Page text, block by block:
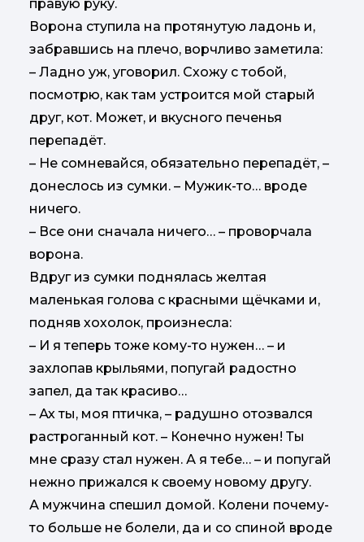
правую руку.
Ворона ступила на протянутую ладонь и,
забравшись на плечо, ворчливо заметила:
– Ладно уж, уговорил. Схожу с тобой,
посмотрю, как там устроится мой старый
друг, кот. Может, и вкусного печенья
перепадёт.
– Не сомневайся, обязательно перепадёт, –
донеслось из сумки. – Мужик-то… вроде
ничего.
– Все они сначала ничего… – проворчала
ворона.
Вдруг из сумки поднялась желтая
маленькая голова с красными щёчками и,
подняв хохолок, произнесла:
– И я теперь тоже кому-то нужен… – и
захлопав крыльями, попугай радостно
запел, да так красиво…
– Ах ты, моя птичка, – радушно отозвался
растроганный кот. – Конечно нужен! Ты
мне сразу стал нужен. А я тебе… – и попугай
нежно прижался к своему новому другу.
А мужчина спешил домой. Колени почему-
то больше не болели, да и со спиной вроде